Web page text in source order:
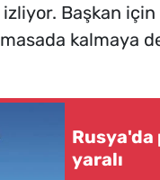
izliyor. Başkan
kalmaya
Rusya'da
yaralı